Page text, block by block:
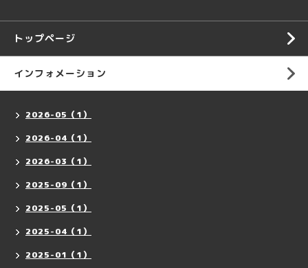
トップページ
インフォメーション
2026-05（1）
2026-04（1）
2026-03（1）
2025-09（1）
2025-05（1）
2025-04（1）
2025-01（1）